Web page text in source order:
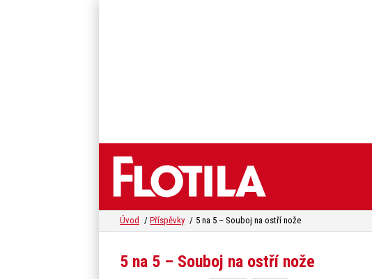
Úvod Příspěvky 5 na 5 – Souboj na ostří nože
5 na 5 – Souboj na ostří nože